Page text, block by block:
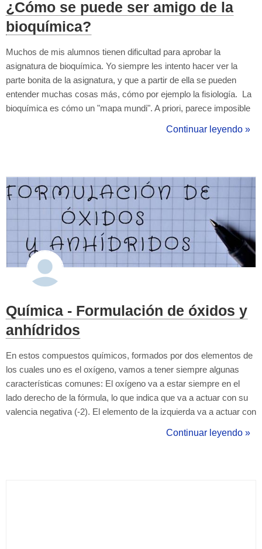
¿Cómo se puede ser amigo de la
bioquímica?
Muchos de mis alumnos tienen dificultad para aprobar la
asignatura de bioquímica. Yo siempre les intento hacer ver la
parte bonita de la asignatura, y que a partir de ella se pueden
entender muchas cosas más, cómo por ejemplo la fisiología. La
bioquímica es cómo un "mapa mundi". A priori, parece imposible
intento enseñarles una visión global de las rutas metabólicas,
Continuar leyendo »
Química - Formulación de óxidos y
anhídridos
En estos compuestos químicos, formados por dos elementos de
los cuales uno es el oxígeno, vamos a tener siempre algunas
características comunes: El oxígeno va a estar siempre en el
lado derecho de la fórmula, lo que indica que va a actuar con su
valencia negativa (-2). El elemento de la izquierda va a actuar con
pueden tener hasta cuatro diferentes. Dado que los subíndice...
Continuar leyendo »